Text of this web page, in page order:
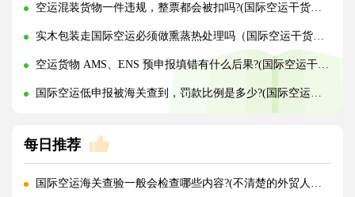
空运混装货物一件违规，整票都会被扣吗?(国际空运干货知识分享)
实木包装走国际空运必须做熏蒸热处理吗（国际空运干货知识分享）
空运货物 AMS、ENS 预申报填错有什么后果?(国际空运干货知识分享)
国际空运低申报被海关查到，罚款比例是多少?(国际空运干货知识分享)
每日推荐
国际空运海关查验一般会检查哪些内容?(不清楚的外贸人看过来)